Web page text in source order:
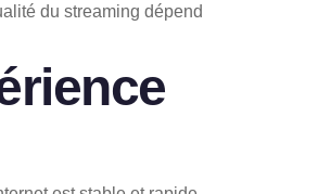
du streaming dépend